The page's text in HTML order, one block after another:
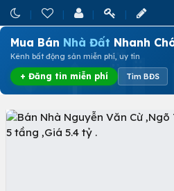
Mua Bán Nhà Đất Nhanh
Kênh bất động sản miễn phí, uy tín
+ Đăng tin miễn phí Tìm BĐS